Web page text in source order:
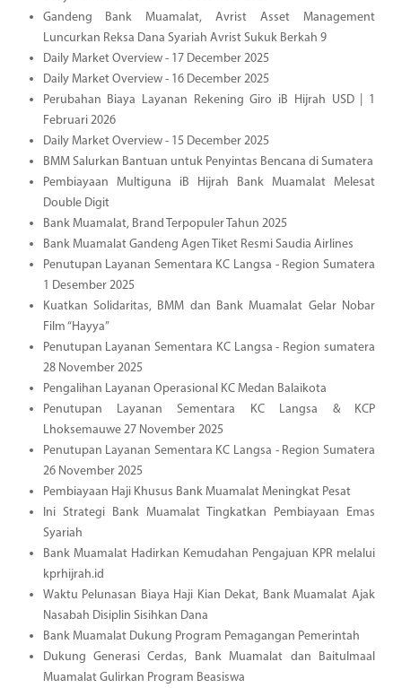
Gandeng Bank Muamalat, Avrist Asset Management
Luncurkan Reksa Dana Syariah Avrist Sukuk Berkah 9
Daily Market Overview - 17 December 2025
Daily Market Overview - 16 December 2025
Perubahan Biaya Layanan Rekening Giro iB Hijrah USD | 1
Februari 2026
Daily Market Overview - 15 December 2025
BMM Salurkan Bantuan untuk Penyintas Bencana di Sumatera
Pembiayaan Multiguna iB Hijrah Bank Muamalat Melesat
Double Digit
Bank Muamalat, Brand Terpopuler Tahun 2025
Bank Muamalat Gandeng Agen Tiket Resmi Saudia Airlines
Penutupan Layanan Sementara KC Langsa - Region Sumatera
1 Desember 2025
Kuatkan Solidaritas, BMM dan Bank Muamalat Gelar Nobar
Film “Hayya”
Penutupan Layanan Sementara KC Langsa - Region sumatera
28 November 2025
Pengalihan Layanan Operasional KC Medan Balaikota
Penutupan Layanan Sementara KC Langsa & KCP
Lhoksemauwe 27 November 2025
Penutupan Layanan Sementara KC Langsa - Region Sumatera
26 November 2025
Pembiayaan Haji Khusus Bank Muamalat Meningkat Pesat
Ini Strategi Bank Muamalat Tingkatkan Pembiayaan Emas
Syariah
Bank Muamalat Hadirkan Kemudahan Pengajuan KPR melalui
kprhijrah.id
Waktu Pelunasan Biaya Haji Kian Dekat, Bank Muamalat Ajak
Nasabah Disiplin Sisihkan Dana
Bank Muamalat Dukung Program Pemagangan Pemerintah
Dukung Generasi Cerdas, Bank Muamalat dan Baitulmaal
Muamalat Gulirkan Program Beasiswa